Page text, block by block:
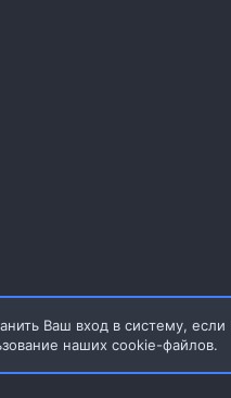
Ваш вход в систему, если
наших cookie-файлов.